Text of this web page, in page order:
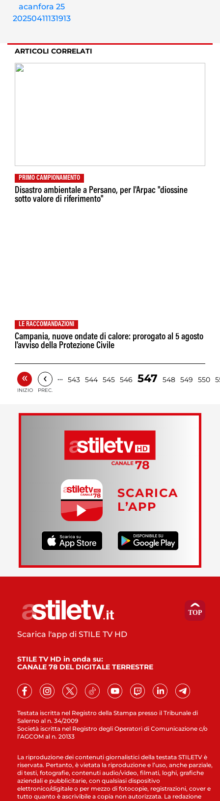
ARTICOLI CORRELATI
PRIMO CAMPIONAMENTO
Disastro ambientale a Persano, per l'Arpac "diossine
sotto valore di riferimento"
LE RACCOMANDAZIONI
Campania, nuove ondate di calore: prorogato al 5 agosto
l'avviso della Protezione Civile
«
INIZIO
‹
PREC.
… 543 544 545 546 547 548 549 550
SCARICA
L’APP
Testata iscritta nel Registro della Stampa presso il Tribunale di
Salerno al n. 34/2009
Società iscritta nel Registro degli Operatori di Comunicazione c/o
l’AGCOM al n. 20133
Scarica l'app di STILE TV HD
STILE TV HD in onda su:
CANALE 78 DEL DIGITALE TERRESTRE
La riproduzione dei contenuti giornalistici della testata STILETV è
riservata. Pertanto, è vietata la riproduzione e l’uso, anche parziale,
di testi, fotografie, contenuti audio/video, filmati, loghi, grafiche
aziendali e pubblicitarie, con qualsiasi dispositivo
elettronico/digitale o per mezzo di fotocopie, registrazioni, cover e
tutto quanto è ascrivibile a copia non autorizzata. La redazione